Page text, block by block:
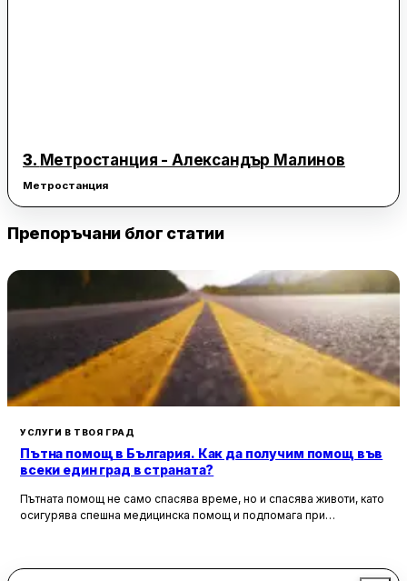
3. Метростанция - Александър Малинов
Метростанция
Препоръчани блог статии
УСЛУГИ В ТВОЯ ГРАД
Пътна помощ в България. Как да получим помощ във
всеки един град в страната?
Пътната помощ не само спасява време, но и спасява животи, като
осигурява спешна медицинска помощ и подпомага при